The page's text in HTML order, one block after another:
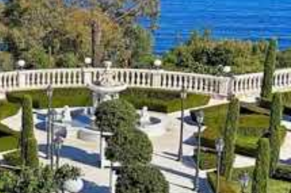
mode et la
un transat dans
être et le plaisir
par le son
La
animations
incluses,